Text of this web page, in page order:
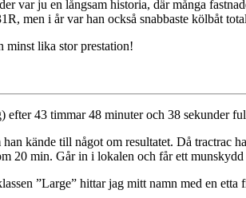
var ju en långsam historia, där många
men i år var han också snabbaste kölbåt
minst lika stor prestation!
43 timmar 48 minuter och 38 sekunder
kände till något om resultatet. Då tractrac
20 min. Går in i lokalen och får ett
”Large” hittar jag mitt namn med en